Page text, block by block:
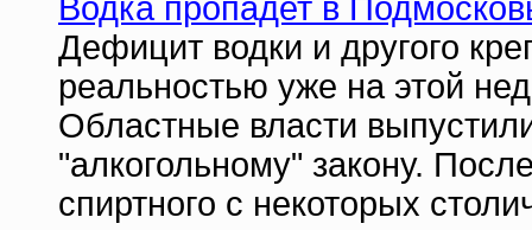
Водка пропадет в
Дефицит водки и другого
реальностью уже на этой
Областные власти
"алкогольному" закону.
спиртного с некоторых